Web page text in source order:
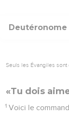
Deutéronome
Seuls les Évangiles
«Tu dois
1 Voici le